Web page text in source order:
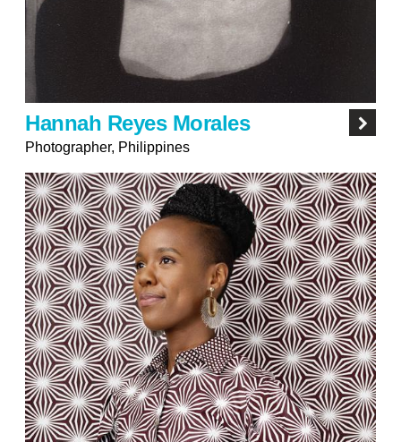
Hannah Reyes Morales
Photographer, Philippines